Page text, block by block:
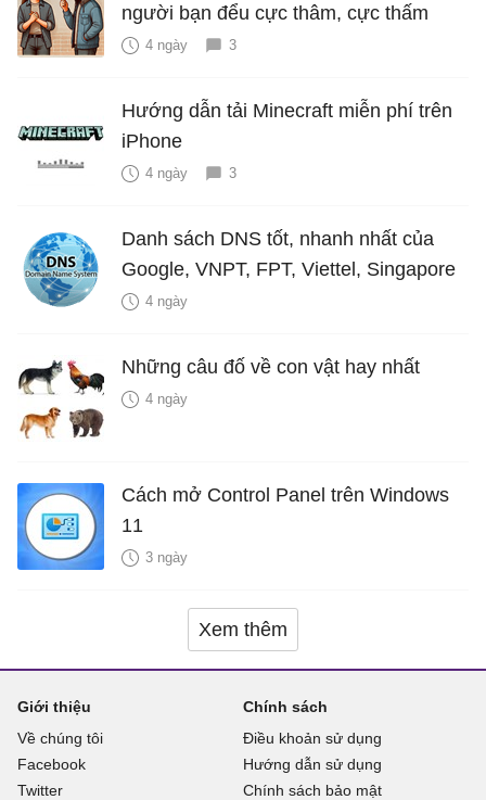
người bạn đểu cực thâm, cực thấm
4 ngày 3
Hướng dẫn tải Minecraft miễn phí trên
iPhone
4 ngày 3
Danh sách DNS tốt, nhanh nhất của
Google, VNPT, FPT, Viettel, Singapore
4 ngày
Những câu đố về con vật hay nhất
4 ngày
Cách mở Control Panel trên Windows
11
3 ngày
Xem thêm
Giới thiệu
Về chúng tôi
Facebook
Twitter
Chính sách
Điều khoản sử dụng
Hướng dẫn sử dụng
Chính sách bảo mật